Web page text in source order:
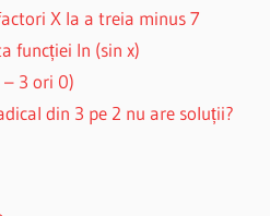
X la a treia minus 7
funcției ln (sin x)
– 3 ori 0)
din 3 pe 2 nu are soluții?